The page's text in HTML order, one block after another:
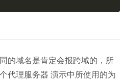
的域名是肯定会报跨域的，所
代理服务器 演示中所使用的为